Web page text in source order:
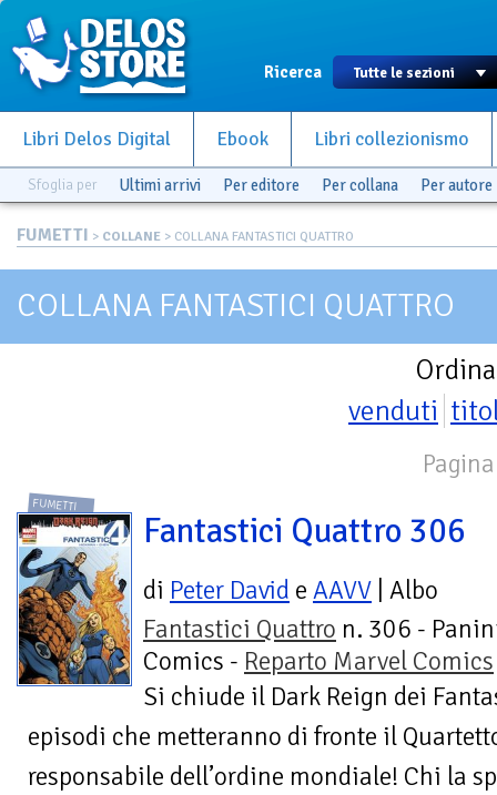
Ricerca
Libri Delos Digital Ebook Libri collezionismo
Sfoglia per Ultimi arrivi Per editore Per collana Per autore
FUMETTI > COLLANE > COLLANA FANTASTICI QUATTRO
COLLANA FANTASTICI QUATTRO
venduti
FUMETTI
Fantastici Quattro 306
di Peter David e AAVV | Albo
Fantastici Quattro n. 306 -
Comics - Reparto Marvel Comics
Si chiude il Dark Reign dei
episodi che metteranno di fronte il
responsabile dell’ordine mondiale! Chi la